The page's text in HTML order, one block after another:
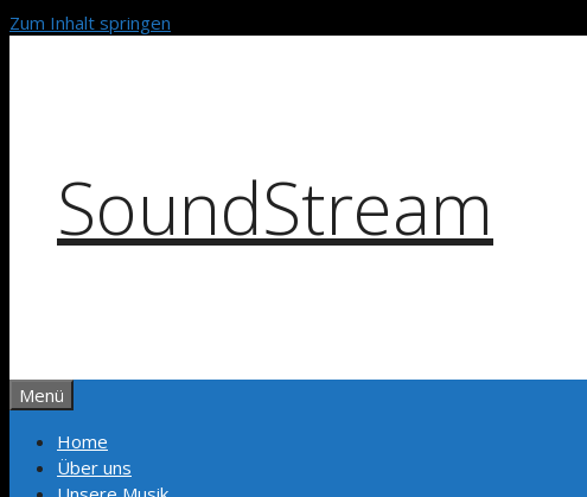
Zum Inhalt springen
SoundStream
Menü
Home
Über uns